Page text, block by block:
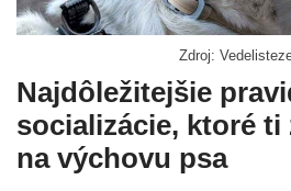
Zdroj:
Najdôležitejšie
socializácie, ktoré ti
na výchovu psa